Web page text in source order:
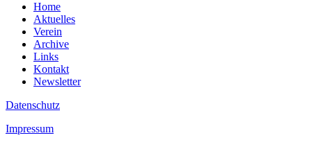
Home
Aktuelles
Verein
Archive
Links
Kontakt
Newsletter
Datenschutz
Impressum